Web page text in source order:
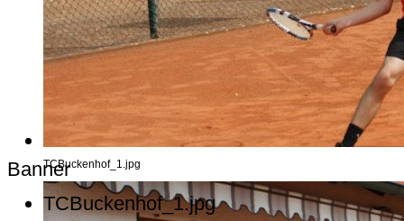
TCBuckenhof_1.jpg
Banner
TCBuckenhof_1.jpg